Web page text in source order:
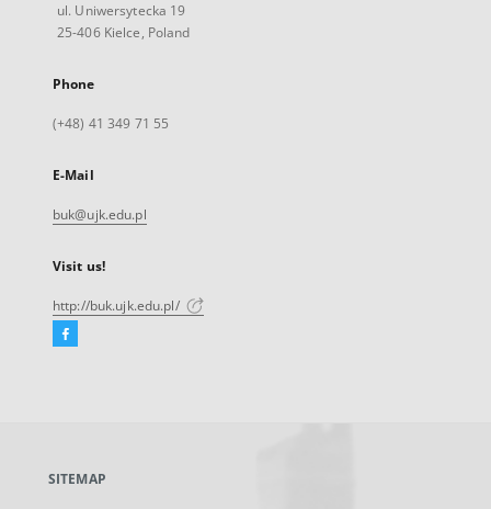
ul. Uniwersytecka 19
25-406 Kielce, Poland
Phone
(+48) 41 349 71 55
E-Mail
buk@ujk.edu.pl
Visit us!
http://buk.ujk.edu.pl/
Facebook
new
SITEMAP